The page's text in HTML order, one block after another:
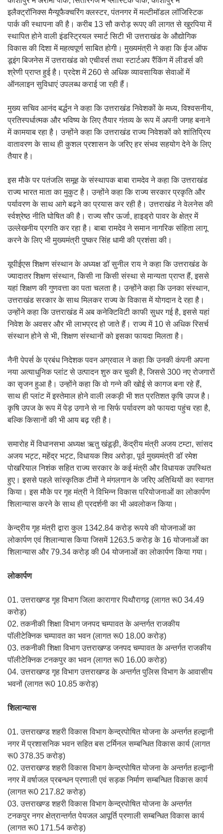
इलैक्ट्रॉनिक्स मैन्यूफैक्चरिंग क्लस्टर, पंतनगर में मल्टीमॉडल लॉजिस्टिक
पार्क की स्थापना की है। करीब 13 सौ करोड़ रूपए की लागत से खुरपिया में
स्थापित होने वाली इंडस्ट्रियल स्मार्ट सिटी भी उत्तराखंड के औद्योगिक
विकास की दिशा में महत्वपूर्ण साबित होगी। मुख्यमंत्री ने कहा कि ईज ऑफ
डूइंग बिजनेस में उत्तराखंड को एचीवर्स तथा स्टार्टअप रैंकिंग में लीडर्स की
श्रेणी प्राप्त हुई है। प्रदेश में 260 से अधिक व्यावसायिक सेवाओं में
ऑनलाइन सुविधाएं उपलब्ध कराई जा रही हैं।
मुख्य सचिव आनंद बर्द्धन ने कहा कि उत्तराखंड निवेशकों के मध्य, विश्वसनीय,
प्रतिस्पर्धात्मक और भविष्य के लिए तैयार गंतव्य के रूप में अपनी जगह बनाने
में कामयाब रहा है। उन्होंने कहा कि उत्तराखंड राज्य निवेशकों को शांतिप्रिय
वातावरण के साथ ही कुशल प्रशासन के जरिए हर संभव सहयोग देने के लिए
तैयार है।
इस मौके पर पतंजलि समूह के संस्थापक बाबा रामदेव ने कहा कि उत्तराखंड
राज्य भारत माता का मुकुट है। उन्होंने कहा कि राज्य सरकार प्रकृति और
पर्यावरण के साथ आगे बढ़ने का प्रयास कर रही है। उत्तराखंड ने वेलनेस की
र्स्वश्रेष्ठ नीति घोषित की है। राज्य सौर ऊर्जा, हाइड्रो पावर के क्षेत्र में
उल्लेखनीय प्रगति कर रहा है। बाबा रामदेव ने समान नागरिक संहिता लागू
करने के लिए भी मुख्यमंत्री पुष्कर सिंह धामी की प्रशंसा की।
यूपीईएस शिक्षण संस्थान के अध्यक्ष डॉ सुनील राय ने कहा कि उत्तराखंड के
ज्यादातर शिक्षण संस्थान, किसी ना किसी संस्था से मान्यता प्राप्त हैं, इससे
यहां शिक्षण की गुणवत्ता का पता चलता है। उन्होंने कहा कि उनका संस्थान,
उत्तराखंड सरकार के साथ मिलकर राज्य के विकास में योगदान दे रहा है।
उन्होंने कहा कि उत्तराखंड में अब कनेक्टिविटी काफी सुधर गई है, इससे यहां
निवेश के अवसर और भी लाभप्रद हो जाते हैं। राज्य में 10 से अधिक रिसर्च
संस्थान होने से भी, शिक्षण संस्थानों को इसका फायदा मिलता है।
नैनी पेपर्स के प्रबंध निदेशक पवन अग्रवाल ने कहा कि उनकी कंपनी अपना
नया अत्याधुनिक प्लांट से उत्पादन शुरु कर चुकी है, जिससे 300 नए रोजगारों
का सृजन हुआ है। उन्होंने कहा कि वो गन्ने की खोई से कागज बना रहे हैं,
साथ ही प्लांट में इस्तेमाल होने वाली लकड़ी भी शत प्रतिशत कृषि उपज है।
कृषि उपज के रूप में पेड़ उगाने से ना सिर्फ पर्यावरण को फायदा पहुंच रहा है,
बल्कि किसानों की भी आय बढ़ रही है।
समारोह में विधानसभा अध्यक्ष ऋतु खंडूड़ी, केंद्रीय मंत्री अजय टम्टा, सांसद
अजय भट्ट, महेंद्र भट्ट, विधायक शिव अरोड़ा, पूर्व मुख्यमंत्री डॉ रमेश
पोखरियाल निशंक सहित राज्य सरकार के कई मंत्री और विधायक उपस्थित
हुए। इससे पहले सांस्कृतिक टीमों ने मंगलगान के जरिए अतिथियों का स्वागत
किया। इस मौके पर गृह मंत्री ने विभिन्न विकास परियोजनाओं का लोकार्पण
शिलान्यास करने के साथ ही प्रदर्शनी का भी अवलोकन किया।
केन्द्रीय गृह मंत्री द्वारा कुल 1342.84 करोड़ रूपये की योजनाओं का
लोकार्पण एवं शिलान्यास किया जिसमें 1263.5 करोड़ के 16 योजनाओं का
शिलान्यास और 79.34 करोड़ की 04 योजनाओं का लोकार्पण किया गया।
लोकार्पण
01. उत्तराखण्ड गृह विभाग जिला कारागार पिथौरागढ़ (लागत रू0 34.49
करोड़)
02. तकनीकी शिक्षा विभाग जनपद चम्पावत के अन्तर्गत राजकीय
पॉलीटेक्निक चम्पावत का भवन (लागत रू0 18.00 करोड़)
03. तकनीकी शिक्षा विभाग उत्तराखण्ड जनपद चम्पावत के अन्तर्गत राजकीय
पॉलीटेक्निक टनकपुर का भवन (लागत रू0 16.00 करोड़)
04. उत्तराखण्ड गृह विभाग उत्तराखण्ड के अन्तर्गत पुलिस विभाग के आवासीय
भवनों (लागत रू0 10.85 करोड़)
शिलान्यास
01. उत्तराखण्ड शहरी विकास विभाग केन्द्रपोषित योजना के अन्तर्गत हल्द्वानी
नगर में प्रशासनिक भवन सहित बस टर्मिनल सम्बन्धित विकास कार्य (लागत
रू0 378.35 करोड़)
02. उत्तराखण्ड शहरी विकास विभाग केन्द्रपोषित योजना के अन्तर्गत हल्द्वानी
नगर में वर्षाजल प्रबन्धन प्रणाली एवं सड़क निर्माण सम्बन्धित विकास कार्य
(लागत रू0 217.82 करोड़)
03. उत्तराखण्ड शहरी विकास विभाग केन्द्रपोषित योजना के अन्तर्गत
टनकपुर नगर क्षेत्रान्तर्गत पेयजल आपूर्ति प्रणाली सम्बन्धित विकास कार्य
(लागत रू0 171.54 करोड़)